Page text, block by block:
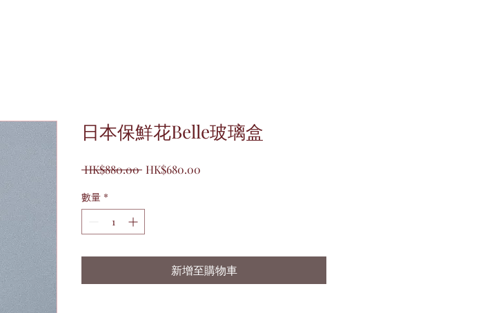
日本保鮮花Belle玻璃盒
HK$880.00 一HK$680.00
數量 *
新增至購物車